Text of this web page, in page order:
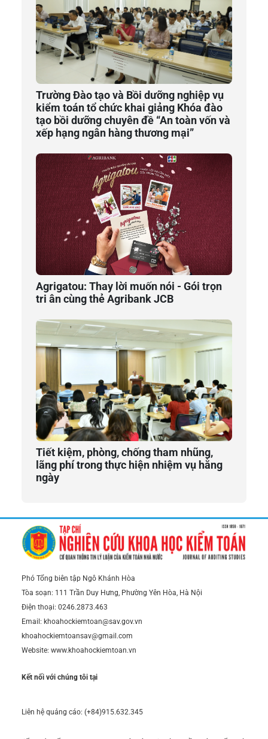
Trường Đào tạo và Bồi dưỡng nghiệp vụ
kiểm toán tổ chức khai giảng Khóa đào
tạo bồi dưỡng chuyên đề “An toàn vốn và
xếp hạng ngân hàng thương mại”
Agrigatou: Thay lời muốn nói - Gói trọn
tri ân cùng thẻ Agribank JCB
Tiết kiệm, phòng, chống tham nhũng,
lãng phí trong thực hiện nhiệm vụ hằng
ngày
Phó Tổng biên tập Ngô Khánh Hòa
Tòa soạn: 111 Trần Duy Hưng, Phường Yên Hòa, Hà Nội
Điện thoại: 0246.2873.463
Email: khoahockiemtoan@sav.gov.vn
khoahockiemtoansav@gmail.com
Website: www.khoahockiemtoan.vn
Kết nối với chúng tôi tại
Liên hệ quảng cáo: (+84)915.632.345